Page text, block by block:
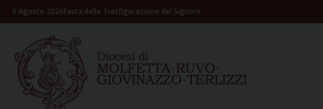
Skip6 Agosto 2026Festa della Trasfigurazione del Signore